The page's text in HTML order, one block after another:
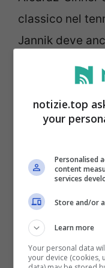
classico nel
Jannik deve
spagnolo su
bisogna dire
favore
Guardando
sfide sono in
partita si
decisiva.
notizie.top
your
Personalised
content
services
Store and/or
Learn more
Your personal data
your device (cookies,